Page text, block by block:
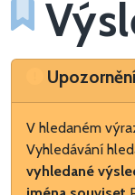
Upozornění
V hledaném
Vyhledávání
vyhledané